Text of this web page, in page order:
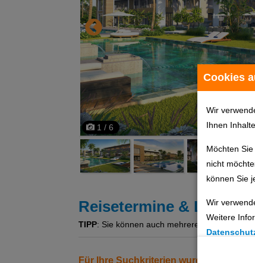
Cookies
Wir
Ihnen
Möchten
nicht
können Sie
Wir
Weitere
1 / 6
Reisetermine &
TIPP: Sie können auch mehrere Angebote
Für Ihre Suchkriterien wurden keine